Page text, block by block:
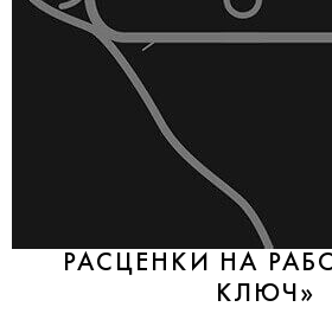
РАСЦЕНКИ НА
КЛЮЧ»